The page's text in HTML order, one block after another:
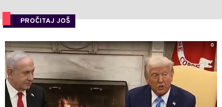
PROČITAJ JOŠ
0